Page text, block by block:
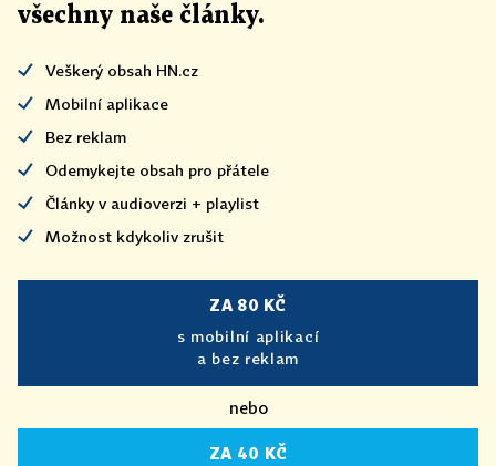
všechny naše články.
Veškerý obsah HN.cz
Mobilní aplikace
Bez reklam
Odemykejte obsah pro přátele
Články v audioverzi + playlist
Možnost kdykoliv zrušit
ZA 80 KČ
s mobilní aplikací
a bez reklam
nebo
ZA 40 KČ